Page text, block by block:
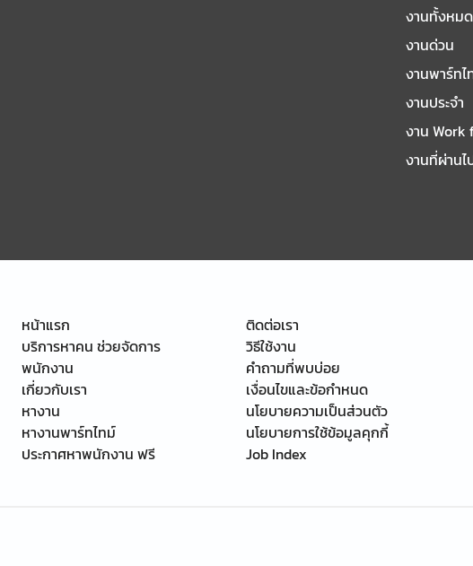
งานทั้งหมด
งานด่วน
งานพาร์ทไ
งานประจำ
งาน Work
งานที่ผ่านไ
หน้าแรก
บริการหาคน ช่วยจัดการ
พนักงาน
เกี่ยวกับเรา
หางาน
หางานพาร์ทไทม์
ประกาศหาพนักงาน ฟรี
ติดต่อเรา
วิธีใช้งาน
คำถามที่พบบ่อย
เงื่อนไขและข้อกำหนด
นโยบายความเป็นส่วนตัว
นโยบายการใช้ข้อมูลคุกกี้
Job Index